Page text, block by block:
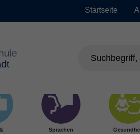
Startseite
Sprachen